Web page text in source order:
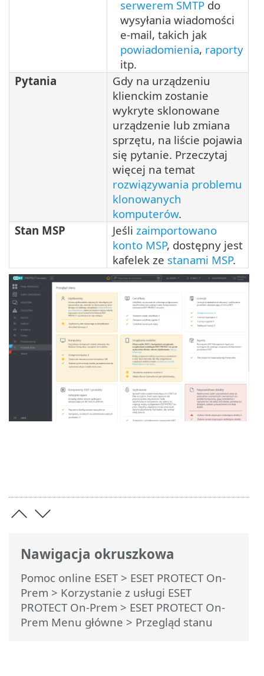
Nawigacja okruszkowa
Pomoc online ESET> ESET PROTECT On-
Prem > Korzystanie z usługi ESET
PROTECT On-Prem > ESET PROTECT On-
Prem Menu główne > Przegląd stanu
serwerem SMTP do
wysyłania wiadomości
e-mail, takich jak
powiadomienia, raporty
itp.
Pytania
Gdy na urządzeniu
klienckim zostanie
wykryte sklonowane
urządzenie lub zmiana
sprzętu, na liście pojawia
się pytanie. Przeczytaj
więcej na temat
rozwiązywania problemu
klonowanych
komputerów.
Stan MSP
Jeśli zaimportowano
konto MSP, dostępny jest
kafelek ze stanami MSP.